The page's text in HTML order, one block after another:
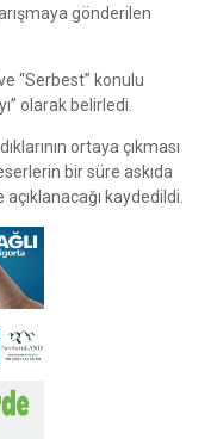
gönderilen
“Serbest” konulu
olarak belirledi.
ortaya çıkması
bir süre askıda
kaydedildi.